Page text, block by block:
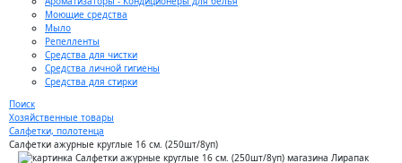
Моющие средства
Мыло
Репелленты
Средства для чистки
Средства личной гигиены
Средства для стирки
Поиск
Хозяйственные товары
Салфетки, полотенца
Салфетки ажурные круглые 16 см. (250шт/8уп)